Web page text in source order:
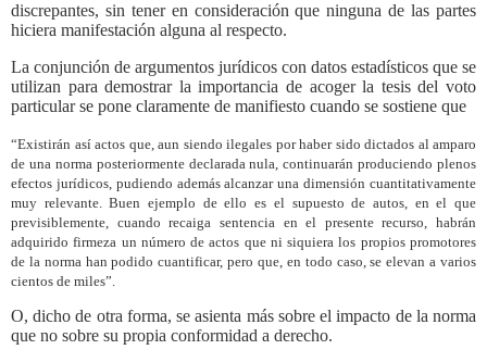
discrepantes, sin tener en consideración que ninguna de las partes
hiciera manifestación alguna al respecto.
La conjunción de argumentos jurídicos con datos estadísticos que se
utilizan para demostrar la importancia de acoger la tesis del voto
particular se pone claramente de manifiesto cuando se sostiene que
“Existirán así actos que, aun siendo ilegales por haber sido dictados al amparo
de una norma posteriormente declarada nula, continuarán produciendo plenos
efectos jurídicos, pudiendo además alcanzar una dimensión cuantitativamente
muy relevante. Buen ejemplo de ello es el supuesto de autos, en el que
previsiblemente, cuando recaiga sentencia en el presente recurso, habrán
adquirido firmeza un número de actos que ni siquiera los propios promotores
de la norma han podido cuantificar, pero que, en todo caso, se elevan a varios
cientos de miles”.
O, dicho de otra forma, se asienta más sobre el impacto de la norma
que no sobre su propia conformidad a derecho.